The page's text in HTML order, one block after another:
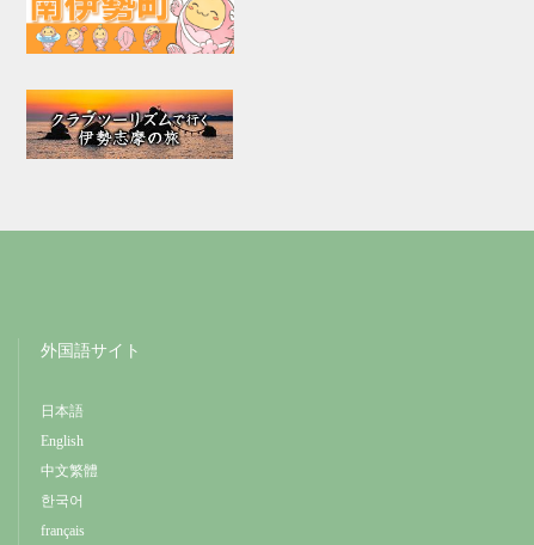
外国語サイト
日本語
English
中文繁體
한국어
français